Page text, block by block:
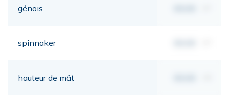
génois
spinnaker
hauteur de mât